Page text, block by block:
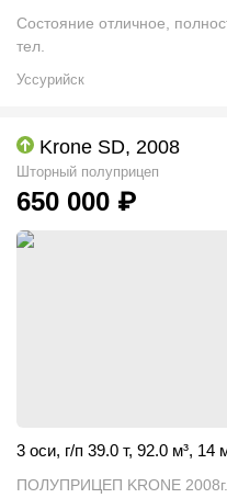
Состояние отличное,
тел.
Уссурийск
Krone SD, 2008
Шторный полуприцеп
650 000 ₽
3 оси, г/п 39.0 т, 92.0 м³, 14
ПОЛУПРИЦЕП KRONE